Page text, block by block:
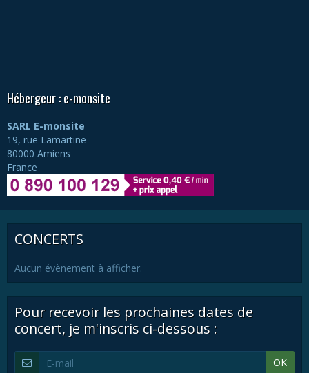
Hébergeur : e-monsite
SARL E-monsite
19, rue Lamartine
80000 Amiens
France
CONCERTS
Aucun évènement à afficher.
Pour recevoir les prochaines dates de
concert, je m'inscris ci-dessous :
OK